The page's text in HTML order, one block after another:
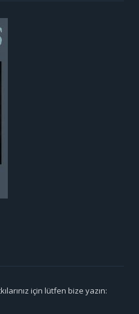
için lütfen bize yazın: